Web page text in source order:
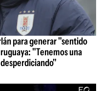
para generar "sentido
"Tenemos una